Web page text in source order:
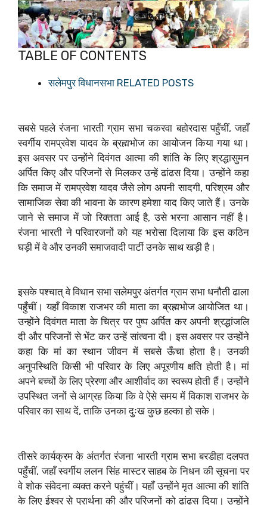
TABLE OF CONTENTS
सलेमपुर विधानसभा RELATED POSTS
सबसे पहले रंजना भारती ग्राम सभा चकरवा बहोरदास पहुँचीं, जहाँ
स्वर्गीय रामप्रवेश यादव के ब्रह्मभोज का आयोजन किया गया था।
इस अवसर पर उन्होंने दिवंगत आत्मा की शांति के लिए श्रद्धासुमन
अर्पित किए और परिजनों से मिलकर उन्हें ढांढस दिया। उन्होंने कहा
कि समाज में रामप्रवेश यादव जैसे लोग अपनी सादगी, परिश्रम और
सामाजिक सेवा की भावना के कारण हमेशा याद किए जाते हैं। उनके
जाने से समाज में जो रिक्तता आई है, उसे भरना आसान नहीं है।
रंजना भारती ने परिवारजनों को यह भरोसा दिलाया कि इस कठिन
घड़ी में वे और उनकी समाजवादी पार्टी उनके साथ खड़ी है।
इसके पश्चात् वे विधान सभा सलेमपुर अंतर्गत ग्राम सभा धनौती ढाला
पहुँचीं। यहाँ विकाश राजभर की माता का ब्रह्मभोज आयोजित था।
उन्होंने दिवंगत माता के चित्र पर पुष्प अर्पित कर अपनी श्रद्धांजलि
दी और परिजनों से भेंट कर उन्हें सांत्वना दी। इस अवसर पर उन्होंने
कहा कि मां का स्थान जीवन में सबसे ऊँचा होता है। उनकी
अनुपस्थिति किसी भी परिवार के लिए अपूरणीय क्षति होती है। मां
अपने बच्चों के लिए प्रेरणा और आशीर्वाद का स्वरूप होती हैं। उन्होंने
उपस्थित जनों से आग्रह किया कि वे ऐसे समय में विकाश राजभर के
परिवार का साथ दें, ताकि उनका दुःख कुछ हल्का हो सके।
तीसरे कार्यक्रम के अंतर्गत रंजना भारती ग्राम सभा बरडीहा दलपत
पहुँचीं, जहाँ स्वर्गीय ललन सिंह मास्टर साहब के निधन की सूचना पर
वे शोक संवेदना व्यक्त करने पहुंचीं। यहाँ उन्होंने मृत आत्मा की शांति
के लिए ईश्वर से प्रार्थना की और परिजनों को ढांढस दिया। उन्होंने